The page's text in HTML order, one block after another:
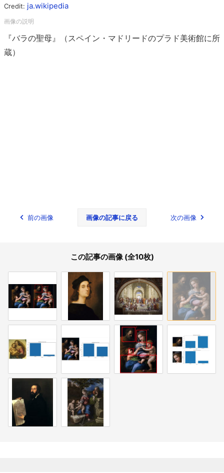
Credit: ja.wikipedia
『バラの聖母』（スペイン・マドリードのプラド美術館に所
蔵）
前の画像 画像の記事に戻る 次の画像
この記事の画像 (全10枚)